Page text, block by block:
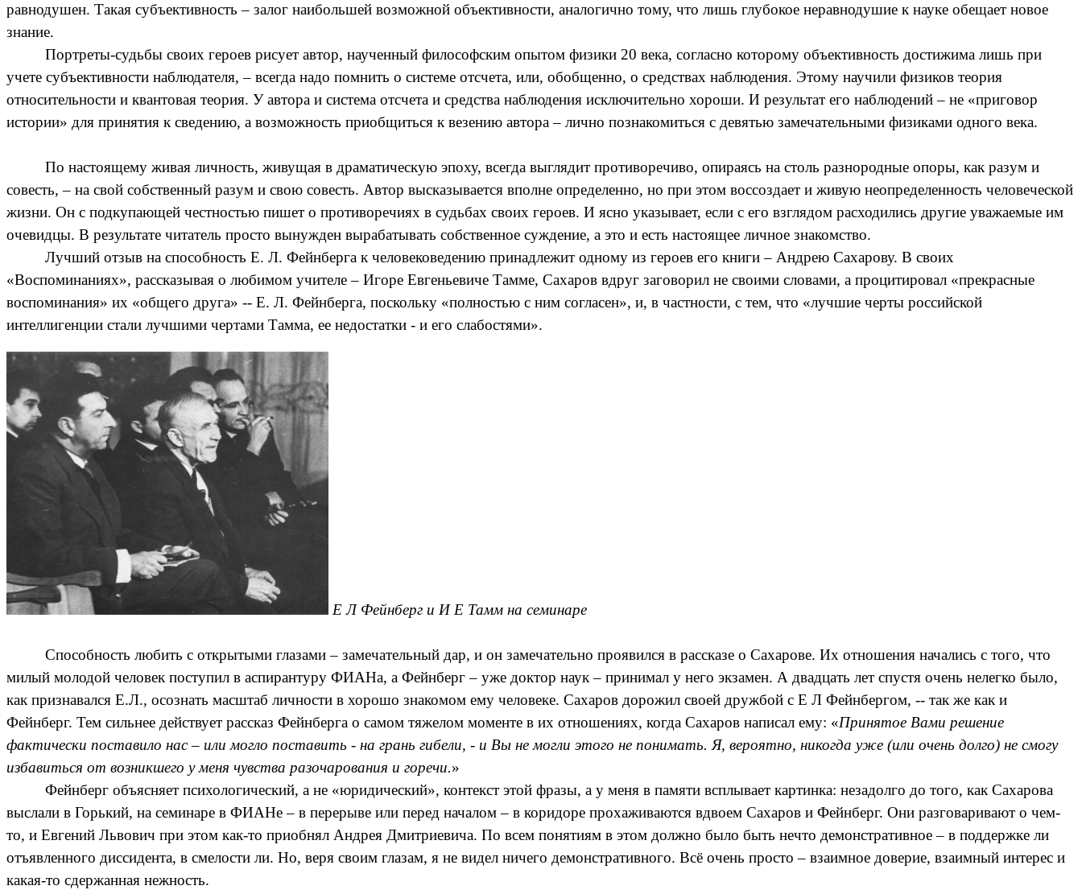
равнодушен. Такая субъективность – залог наибольшей возможной объективности, аналогично тому, что лишь глубокое неравнодушие к науке обещает новое
знание.
Портреты-судьбы своих героев рисует автор, наученный философским опытом физики 20 века, согласно которому объективность достижима лишь при
учете субъективности наблюдателя, – всегда надо помнить о системе отсчета, или, обобщенно, о средствах наблюдения. Этому научили физиков теория
относительности и квантовая теория. У автора и система отсчета и средства наблюдения исключительно хороши. И результат его наблюдений – не «приговор
истории» для принятия к сведению, а возможность приобщиться к везению автора – лично познакомиться с девятью замечательными физиками одного века.
По настоящему живая личность, живущая в драматическую эпоху, всегда выглядит противоречиво, опираясь на столь разнородные опоры, как разум и
совесть, – на свой собственный разум и свою совесть. Автор высказывается вполне определенно, но при этом воссоздает и живую неопределенность человеческой
жизни. Он с подкупающей честностью пишет о противоречиях в судьбах своих героев. И ясно указывает, если с его взглядом расходились другие уважаемые им
очевидцы. В результате читатель просто вынужден вырабатывать собственное суждение, а это и есть настоящее личное знакомство.
Лучший отзыв на способность Е. Л. Фейнберга к человековедению принадлежит одному из героев его книги – Андрею Сахарову. В своих
«Воспоминаниях», рассказывая о любимом учителе – Игоре Евгеньевиче Тамме, Сахаров вдруг заговорил не своими словами, а процитировал «прекрасные
воспоминания» их «общего друга» -- Е. Л. Фейнберга, поскольку «полностью с ним согласен», и, в частности, с тем, что «лучшие черты российской
интеллигенции стали лучшими чертами Тамма, ее недостатки - и его слабостями».
Е Л Фейнберг и И Е Тамм на семинаре
Способность любить с открытыми глазами – замечательный дар, и он замечательно проявился в рассказе о Сахарове. Их отношения начались с того, что
милый молодой человек поступил в аспирантуру ФИАНа, а Фейнберг – уже доктор наук – принимал у него экзамен. А двадцать лет спустя очень нелегко было,
как признавался Е.Л., осознать масштаб личности в хорошо знакомом ему человеке. Сахаров дорожил своей дружбой с Е Л Фейнбергом, -- так же как и
Фейнберг. Тем сильнее действует рассказ Фейнберга о самом тяжелом моменте в их отношениях, когда Сахаров написал ему: «Принятое Вами решение
фактически поставило нас – или могло поставить - на грань гибели, - и Вы не могли этого не понимать. Я, вероятно, никогда уже (или очень долго) не смогу
избавиться от возникшего у меня чувства разочарования и горечи.»
Фейнберг объясняет психологический, а не «юридический», контекст этой фразы, а у меня в памяти всплывает картинка: незадолго до того, как Сахарова
выслали в Горький, на семинаре в ФИАНе – в перерыве или перед началом – в коридоре прохаживаются вдвоем Сахаров и Фейнберг. Они разговаривают о чем-
то, и Евгений Львович при этом как-то приобнял Андрея Дмитриевича. По всем понятиям в этом должно было быть нечто демонстративное – в поддержке ли
отъявленного диссидента, в смелости ли. Но, веря своим глазам, я не видел ничего демонстративного. Всё очень просто – взаимное доверие, взаимный интерес и
какая-то сдержанная нежность.